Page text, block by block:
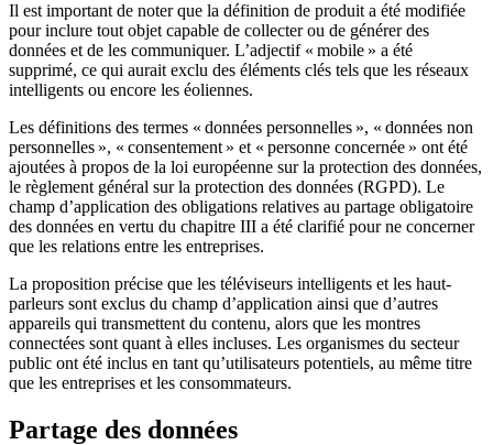
Il est important de noter que la définition de produit a été modifiée
pour inclure tout objet capable de collecter ou de générer des
données et de les communiquer. L’adjectif « mobile » a été
supprimé, ce qui aurait exclu des éléments clés tels que les réseaux
intelligents ou encore les éoliennes.
Les définitions des termes « données personnelles », « données non
personnelles », « consentement » et « personne concernée » ont été
ajoutées à propos de la loi européenne sur la protection des données,
le règlement général sur la protection des données (RGPD). Le
champ d’application des obligations relatives au partage obligatoire
des données en vertu du chapitre III a été clarifié pour ne concerner
que les relations entre les entreprises.
La proposition précise que les téléviseurs intelligents et les haut-
parleurs sont exclus du champ d’application ainsi que d’autres
appareils qui transmettent du contenu, alors que les montres
connectées sont quant à elles incluses. Les organismes du secteur
public ont été inclus en tant qu’utilisateurs potentiels, au même titre
que les entreprises et les consommateurs.
Partage des données